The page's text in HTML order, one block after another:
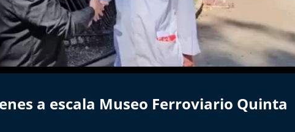
a escala Museo Ferroviario Quinta